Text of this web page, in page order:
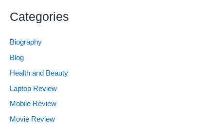
Categories
Biography
Blog
Health and Beauty
Laptop Review
Mobile Review
Movie Review